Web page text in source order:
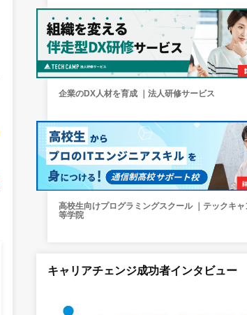
企業のDX人材を育成 ｜法人研修サービス
高校生向けプログラミングスクール ｜テックキャ
等学院
キャリアチェンジ成功者インタビュー